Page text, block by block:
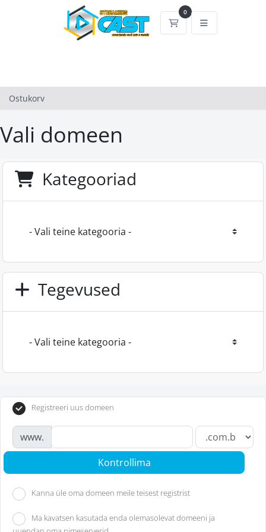
0
Ostukorv
Ostukorv
Vali domeen
Kategooriad
Tegevused
Registreeri uus domeen
www.
Kontrollima
Kanna üle oma domeen meile teisest registrist
Ma kavatsen kasutada enda olemasolevat domeeni ja